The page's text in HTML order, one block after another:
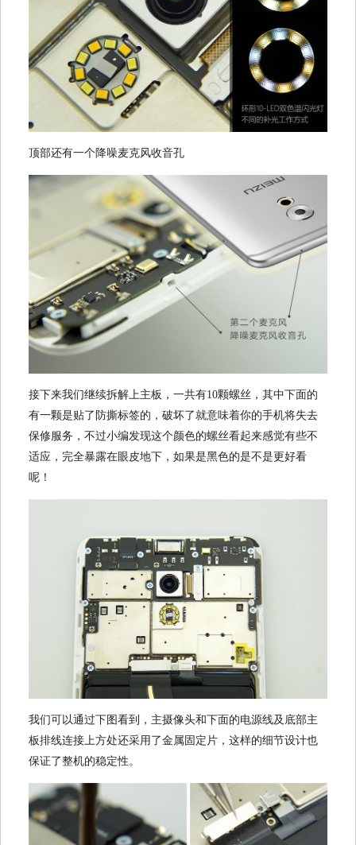
顶部还有一个降噪麦克风收音孔
接下来我们继续拆解上主板，一共有10颗螺丝，其中下面的
有一颗是贴了防撕标签的，破坏了就意味着你的手机将失去
保修服务，不过小编发现这个颜色的螺丝看起来感觉有些不
适应，完全暴露在眼皮地下，如果是黑色的是不是更好看
呢！
我们可以通过下图看到，主摄像头和下面的电源线及底部主
板排线连接上方处还采用了金属固定片，这样的细节设计也
保证了整机的稳定性。